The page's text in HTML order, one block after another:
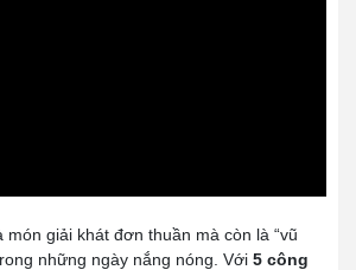
giải khát đơn thuần mà còn là “vũ
những ngày nắng nóng. Với 5 công